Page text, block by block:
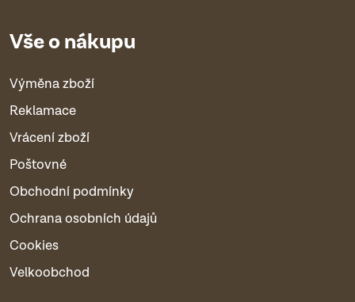
Vše o nákupu
Výměna zboží
Reklamace
Vrácení zboží
Poštovné
Obchodní podmínky
Ochrana osobních údajů
Cookies
Velkoobchod